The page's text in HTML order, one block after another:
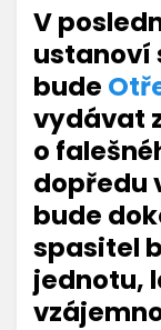
V
ustanoví
bude
vydávat
o
dopředu
bude
spasitel
jednotu,